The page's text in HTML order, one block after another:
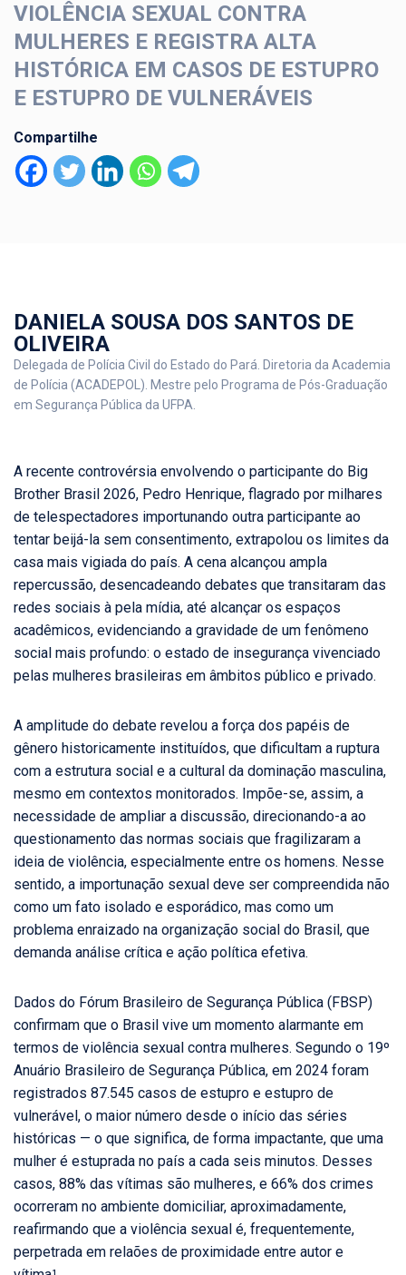
VIOLÊNCIA SEXUAL CONTRA
MULHERES E REGISTRA ALTA
HISTÓRICA EM CASOS DE ESTUPRO
E ESTUPRO DE VULNERÁVEIS
Compartilhe
DANIELA SOUSA DOS SANTOS DE
OLIVEIRA
Delegada de Polícia Civil do Estado do Pará. Diretoria da Academia
de Polícia (ACADEPOL). Mestre pelo Programa de Pós-Graduação
em Segurança Pública da UFPA.
A recente controvérsia envolvendo o participante do Big
Brother Brasil 2026, Pedro Henrique, flagrado por milhares
de telespectadores importunando outra participante ao
tentar beijá-la sem consentimento, extrapolou os limites da
casa mais vigiada do país. A cena alcançou ampla
repercussão, desencadeando debates que transitaram das
redes sociais à pela mídia, até alcançar os espaços
acadêmicos, evidenciando a gravidade de um fenômeno
social mais profundo: o estado de insegurança vivenciado
pelas mulheres brasileiras em âmbitos público e privado.
A amplitude do debate revelou a força dos papéis de
gênero historicamente instituídos, que dificultam a ruptura
com a estrutura social e a cultural da dominação masculina,
mesmo em contextos monitorados. Impõe-se, assim, a
necessidade de ampliar a discussão, direcionando-a ao
questionamento das normas sociais que fragilizaram a
ideia de violência, especialmente entre os homens. Nesse
sentido, a importunação sexual deve ser compreendida não
como um fato isolado e esporádico, mas como um
problema enraizado na organização social do Brasil, que
demanda análise crítica e ação política efetiva.
Dados do Fórum Brasileiro de Segurança Pública (FBSP)
confirmam que o Brasil vive um momento alarmante em
termos de violência sexual contra mulheres. Segundo o 19º
Anuário Brasileiro de Segurança Pública, em 2024 foram
registrados 87.545 casos de estupro e estupro de
vulnerável, o maior número desde o início das séries
históricas — o que significa, de forma impactante, que uma
mulher é estuprada no país a cada seis minutos. Desses
casos, 88% das vítimas são mulheres, e 66% dos crimes
ocorreram no ambiente domiciliar, aproximadamente,
reafirmando que a violência sexual é, frequentemente,
perpetrada em relaões de proximidade entre autor e